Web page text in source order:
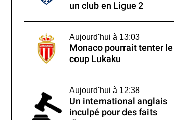
un club en Ligue 2
Aujourd'hui à 13:03
Monaco pourrait tenter le
coup Lukaku
Aujourd'hui à 12:38
Un international anglais
inculpé pour des faits